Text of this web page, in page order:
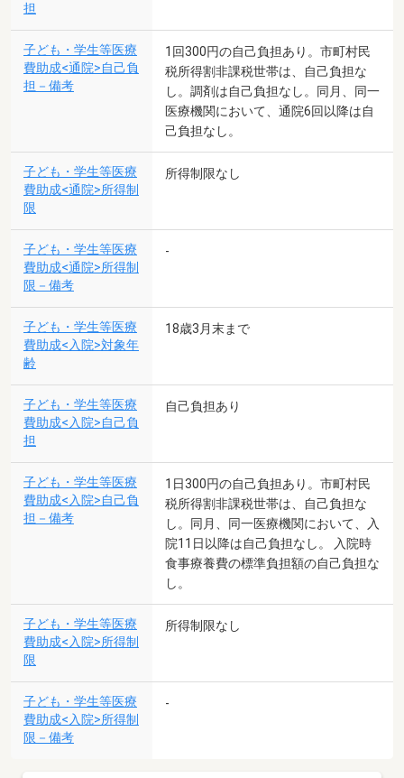
担
子ども・学生等医療
費助成<通院>自己負
担－備考
1回300円の自己負担あり。市町村民
税所得割非課税世帯は、自己負担な
し。調剤は自己負担なし。同月、同一
医療機関において、通院6回以降は自
己負担なし。
子ども・学生等医療
費助成<通院>所得制
限
所得制限なし
子ども・学生等医療
費助成<通院>所得制
限－備考
-
子ども・学生等医療
費助成<入院>対象年
齢
18歳3月末まで
子ども・学生等医療
費助成<入院>自己負
担
自己負担あり
子ども・学生等医療
費助成<入院>自己負
担－備考
1日300円の自己負担あり。市町村民
税所得割非課税世帯は、自己負担な
し。同月、同一医療機関において、入
院11日以降は自己負担なし。 入院時
食事療養費の標準負担額の自己負担な
し。
子ども・学生等医療
費助成<入院>所得制
限
所得制限なし
子ども・学生等医療
費助成<入院>所得制
限－備考
-